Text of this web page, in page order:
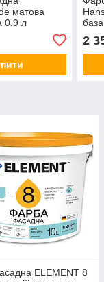
матова
0,9 л
2
ELEMENT 8